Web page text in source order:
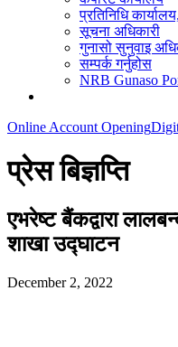
प्रतिनिधि
सूचना अधिकारी
गुनासो सुनुवाइ
सम्पर्क गर्नुहोस
NRB Gunaso
Online Account Opening
प्रेस बिज्ञप्ति
एभरेष्ट बैंकद्वारा
शाखा उद्घाटन
December 2, 2022